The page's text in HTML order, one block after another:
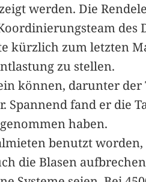
werden. Die
des
kürzlich zum letzten
zu stellen.
können, darunter
fand er die
haben.
benutzt
die Blasen